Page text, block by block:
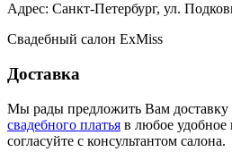
Адрес: Санкт-Петербург, ул.
Свадебный салон ExMiss
Доставка
Мы рады предложить Вам доставку
свадебного платья в любое удобное
согласуйте с консультантом салона.